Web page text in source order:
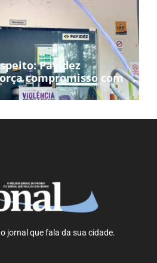
Pavidez
compromisso com
jornal que fala da sua cidade.